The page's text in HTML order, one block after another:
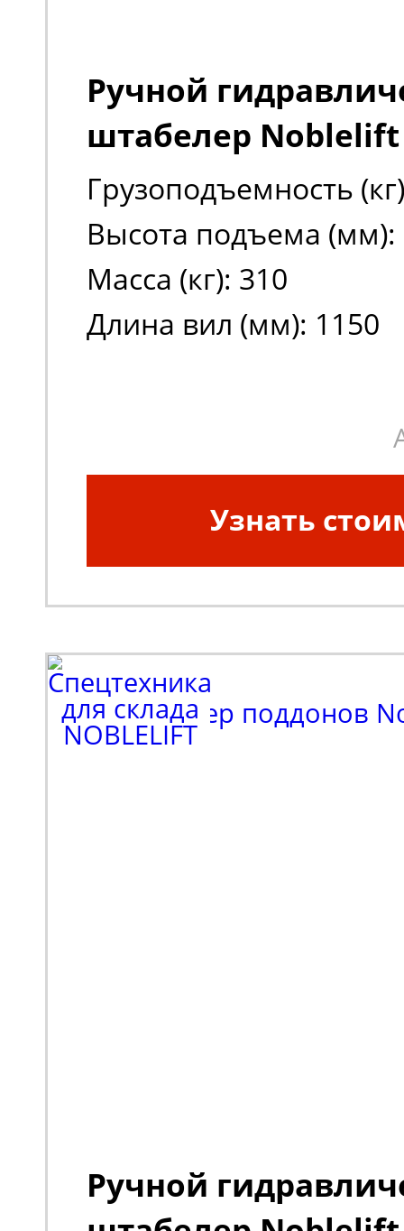
Ручной
штабелер Noblelift
Грузоподъемность
Высота подъема (мм):
Масса (кг): 310
Длина вил (мм): 1150
Узнать
Ручной